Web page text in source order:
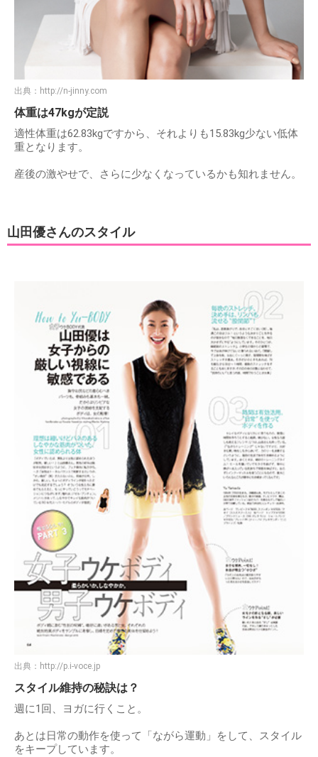
出典： http://n-jinny.com
体重は47kgが定説
適性体重は62.83kgですから、それよりも15.83kg少ない低体
重となります。
産後の激やせで、さらに少なくなっているかも知れません。
山田優さんのスタイル
出典： http://p.i-voce.jp
スタイル維持の秘訣は？
週に1回、ヨガに行くこと。
あとは日常の動作を使って「ながら運動」をして、スタイル
をキープしています。